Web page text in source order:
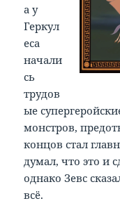
а у
Геркул
еса
начали
сь
трудов
ые
монстров,
концов стал
думал, что это и
однако Зевс
всё.